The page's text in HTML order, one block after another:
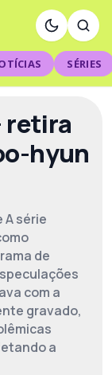
SÉRIES
retira
hyun
série
de
com a
gravado,
a